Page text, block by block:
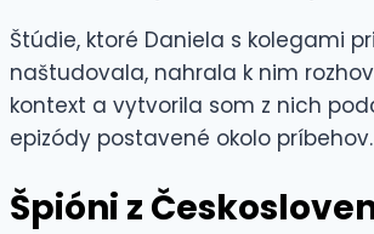
Štúdie, ktoré Daniela s kolegami
naštudovala, nahrala k nim
kontext a vytvorila som z nich
epizódy postavené okolo príbehov.
Špióni z